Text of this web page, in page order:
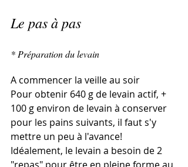
Le pas à pas
* Préparation du levain
A commencer la veille au soir
Pour obtenir 640 g de levain actif, +
100 g environ de levain à conserver
pour les pains suivants, il faut s'y
mettre un peu à l'avance!
Idéalement, le levain a besoin de 2